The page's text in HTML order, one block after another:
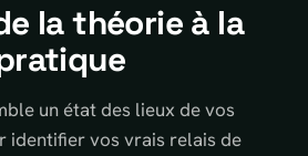
la théorie à la
un état des lieux de vos
identifier vos vrais relais de